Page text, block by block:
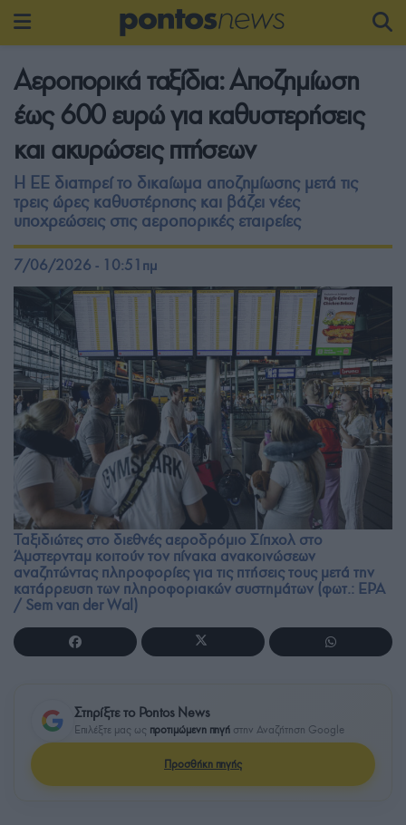
Αεροπορικά ταξίδια: Αποζημίωση
έως 600 ευρώ για καθυστερήσεις
και ακυρώσεις πτήσεων
Η ΕΕ διατηρεί το δικαίωμα αποζημίωσης μετά τις
τρεις ώρες καθυστέρησης και βάζει νέες
υποχρεώσεις στις αεροπορικές εταιρείες
7/06/2026 - 10:51πμ
Ταξιδιώτες στο διεθνές αεροδρόμιο Σίπχολ στο
Άμστερνταμ κοιτούν τον πίνακα ανακοινώσεων
αναζητώντας πληροφορίες για τις πτήσεις τους μετά την
κατάρρευση των πληροφοριακών συστημάτων (φωτ.: EPA
/ Sem van der Wal)
Στηρίξτε το Pontos News
Επιλέξτε μας ως προτιμώμενη πηγή στην Αναζήτηση Google
Προσθήκη πηγής